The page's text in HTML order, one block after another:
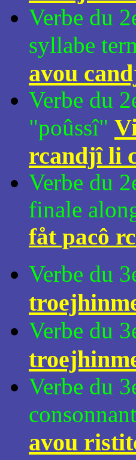
Verbe du
syllabe
avou
Verbe du
"poûssî"
rcandjî li
Verbe du
finale
fåt pacô
Verbe du
Verbe du
Verbe du
avou